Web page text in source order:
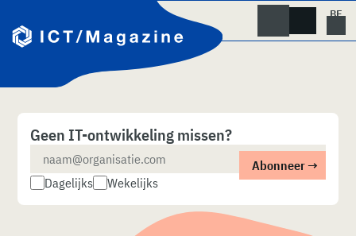
naar
content
Geen IT-ontwikkeling missen?
Dagelijks Wekelijks